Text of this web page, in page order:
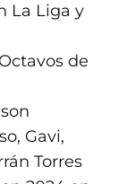
La Liga y
de
Gavi,
Torres